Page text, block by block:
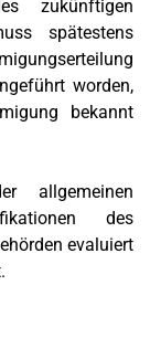
zukünftigen
spätestens
worden,
bekannt
allgemeinen
des
evaluiert